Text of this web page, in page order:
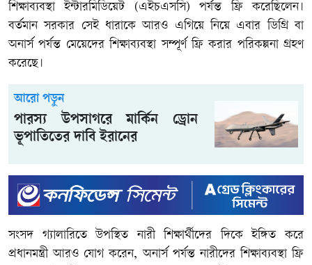
শিক্ষাব্যবস্থা ইন্টারমিডিয়েট (এইচএসসি) পর্যন্ত ফ্রি করেছিলেন।
বর্তমান সরকার সেই ধারাকে আরও এগিয়ে নিয়ে এবার ডিগ্রি বা
অনার্স পর্যন্ত মেয়েদের শিক্ষাব্যবস্থা সম্পূর্ণ ফ্রি করার পরিকল্পনা গ্রহণ
করেছে।
আরো পড়ুন
পারস্য উপসাগরে মার্কিন ড্রোন
ভূপাতিতের দাবি ইরানের
সংসদ গ্যালারিতে উপস্থিত নারী শিক্ষার্থীদের দিকে ইঙ্গিত করে
প্রধানমন্ত্রী আরও যোগ করেন, অনার্স পর্যন্ত নারীদের শিক্ষাব্যবস্থা ফ্রি